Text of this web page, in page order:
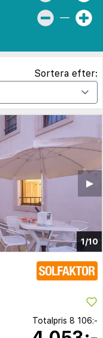
—
Sortera efter:
1/10
▶︎
Totalpris 8 106:-